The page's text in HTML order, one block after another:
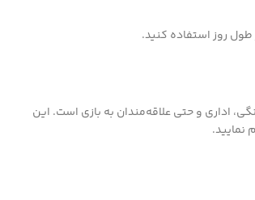
روز استفاده کنید.
اداری و حتی علاقه‌مندان به بازی است. این